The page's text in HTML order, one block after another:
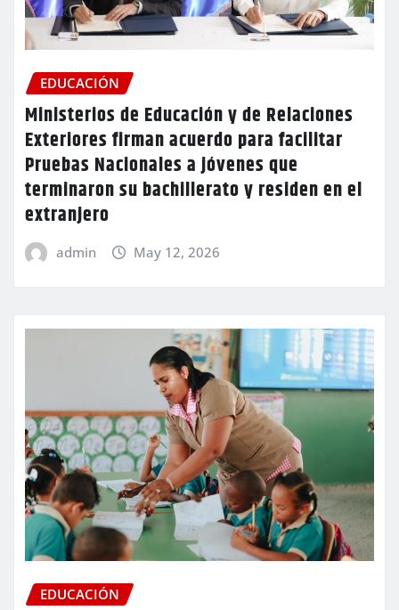
EDUCACIÓN
Ministerios de Educación y de Relaciones
Exteriores firman acuerdo para facilitar
Pruebas Nacionales a jóvenes que
terminaron su bachillerato y residen en el
extranjero
admin May 12, 2026
EDUCACIÓN